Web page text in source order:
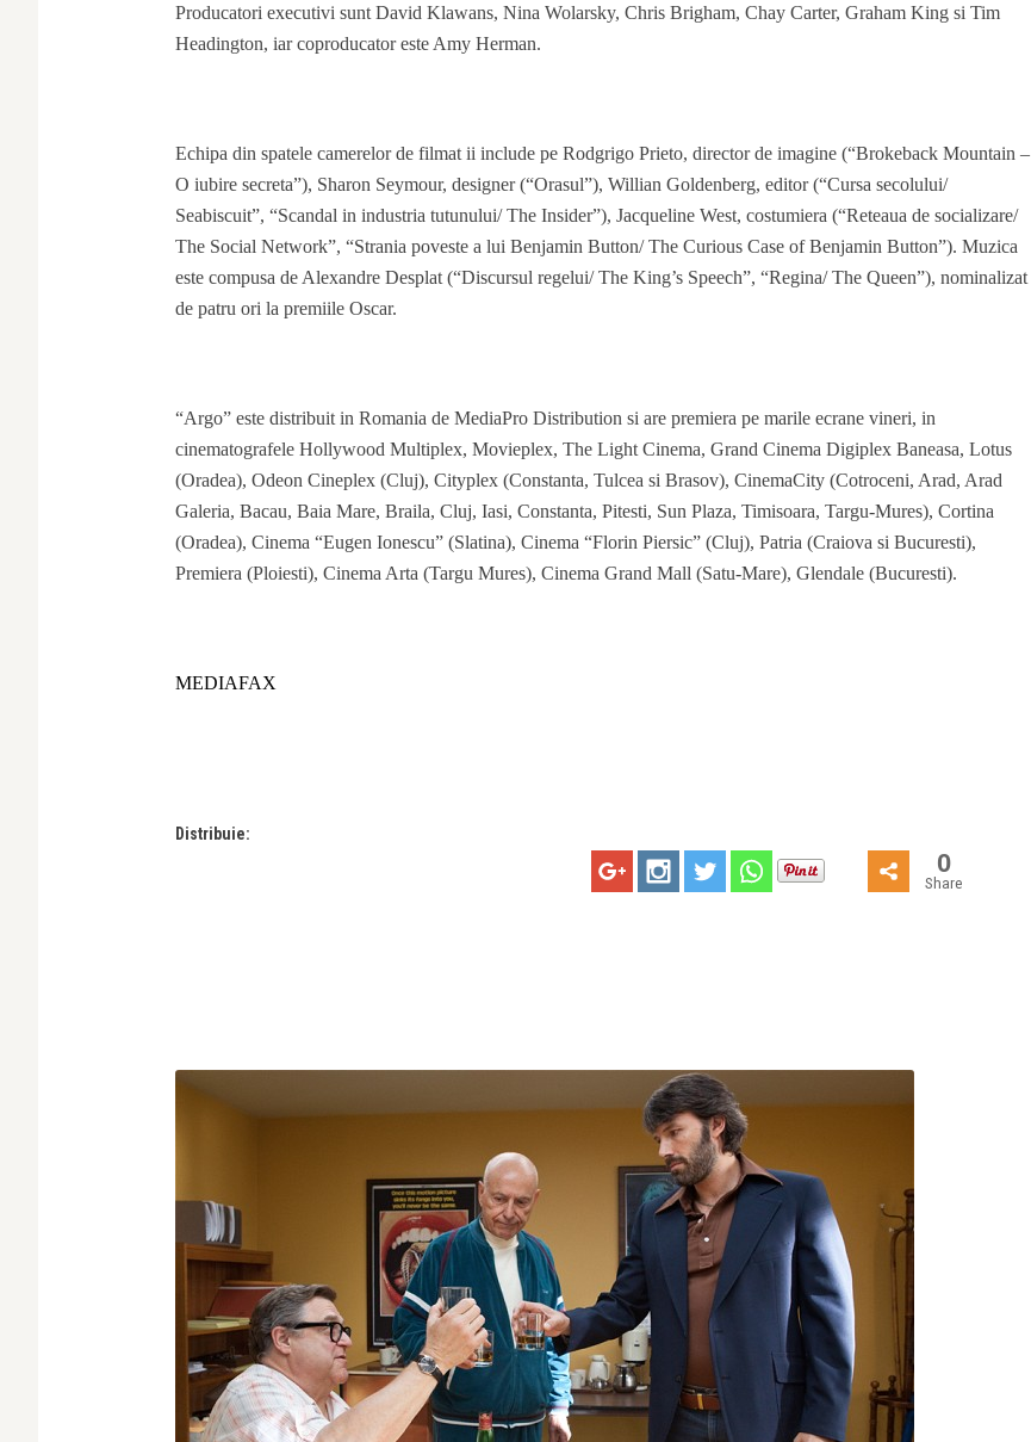
Producatori executivi sunt David Klawans, Nina Wolarsky, Chris Brigham, Chay Carter, Graham King si Tim
Headington, iar coproducator este Amy Herman.
Echipa din spatele camerelor de filmat ii include pe Rodgrigo Prieto, director de imagine (“Brokeback Mountain –
O iubire secreta”), Sharon Seymour, designer (“Orasul”), Willian Goldenberg, editor (“Cursa secolului/
Seabiscuit”, “Scandal in industria tutunului/ The Insider”), Jacqueline West, costumiera (“Reteaua de socializare/
The Social Network”, “Strania poveste a lui Benjamin Button/ The Curious Case of Benjamin Button”). Muzica
este compusa de Alexandre Desplat (“Discursul regelui/ The King’s Speech”, “Regina/ The Queen”), nominalizat
de patru ori la premiile Oscar.
“Argo” este distribuit in Romania de MediaPro Distribution si are premiera pe marile ecrane vineri, in
cinematografele Hollywood Multiplex, Movieplex, The Light Cinema, Grand Cinema Digiplex Baneasa, Lotus
(Oradea), Odeon Cineplex (Cluj), Cityplex (Constanta, Tulcea si Brasov), CinemaCity (Cotroceni, Arad, Arad
Galeria, Bacau, Baia Mare, Braila, Cluj, Iasi, Constanta, Pitesti, Sun Plaza, Timisoara, Targu-Mures), Cortina
(Oradea), Cinema “Eugen Ionescu” (Slatina), Cinema “Florin Piersic” (Cluj), Patria (Craiova si Bucuresti),
Premiera (Ploiesti), Cinema Arta (Targu Mures), Cinema Grand Mall (Satu-Mare), Glendale (Bucuresti).
MEDIAFAX
Distribuie:
0
Share